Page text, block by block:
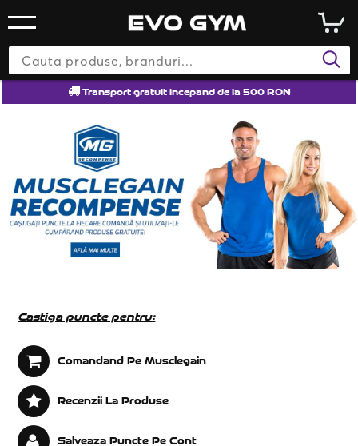
Transport gratuit incepand de la 500 RON
Castiga puncte pentru:
Comandand Pe Musclegain
Recenzii La Produse
Salveaza Puncte Pe Cont